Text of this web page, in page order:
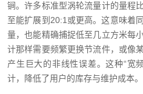
锏。许多标准型涡轮流量计的量程
至能扩展到20:1或更高。这意味着
量，也能精确捕捉低至几立方米每
计那样需要频繁更换节流件，或像
产生巨大的非线性误差。这种“宽
计，降低了用户的库存与维护成本。